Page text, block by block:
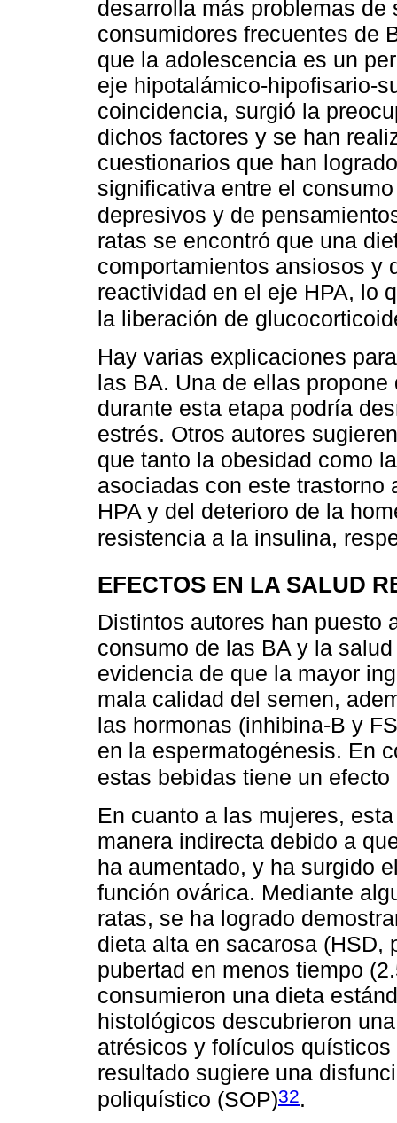
desarrolla más problemas
consumidores frecuentes de
que la adolescencia es un
eje hipotalámico-hipofisario-
coincidencia, surgió la
dichos factores y se han
cuestionarios que han
significativa entre el
depresivos y de
ratas se encontró que una
comportamientos ansiosos y
reactividad en el eje HPA, lo
la liberación de
Hay varias explicaciones
las BA. Una de ellas
durante esta etapa podría
estrés. Otros autores
que tanto la obesidad como
asociadas con este trastorno
HPA y del deterioro de la
resistencia a la insulina,
EFECTOS EN LA SALUD
Distintos autores han puesto
consumo de las BA y la
evidencia de que la mayor
mala calidad del semen,
las hormonas (inhibina-B y
en la espermatogénesis. En
estas bebidas tiene un
En cuanto a las mujeres,
manera indirecta debido a
ha aumentado, y ha surgido
función ovárica. Mediante
ratas, se ha logrado
dieta alta en sacarosa (HSD,
pubertad en menos tiempo
consumieron una dieta
histológicos descubrieron
atrésicos y folículos
resultado sugiere una
poliquístico (SOP)32.